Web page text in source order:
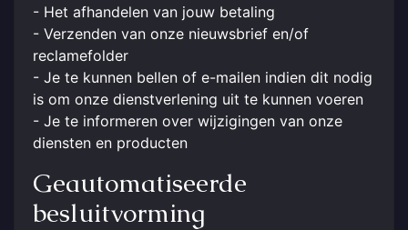
- Het afhandelen van jouw betaling
- Verzenden van onze nieuwsbrief en/of
reclamefolder
- Je te kunnen bellen of e-mailen indien dit nodig
is om onze dienstverlening uit te kunnen voeren
- Je te informeren over wijzigingen van onze
diensten en producten
Geautomatiseerde
besluitvorming